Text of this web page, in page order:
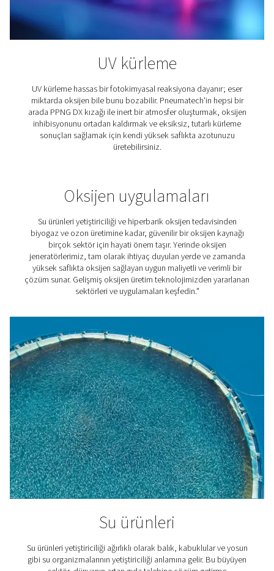
Basınçlı hava yerine püskürtmeli boyama için azot
daha iyi bir boyama işinden daha düşük işletme
kadar çeşitli avantajlar sunar.
Laboratuvarlar ve
Uygulamalar